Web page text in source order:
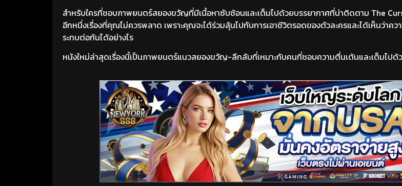
สำหรับใครที่ชอบภาพยนตร์สยองขวัญที่มีเนื้อหาซับซ้อนและเต็มไปด้วยบรรยากาศที่น่าติดตาม The
อีกหนึ่งเรื่องที่คุณไม่ควรพลาด เพราะคุณจะได้ร่วมลุ้นไปกับการเอาชีวิตรอดของตัวละครและได้เห็นว่าค
ระทบต่อกันได้อย่างไร
หนังใหม่ล่าสุดเรื่องนี้เป็นภาพยนตร์แนวสยองขวัญ-ลึกลับที่เหมาะกับคนที่ชอบความตื่นเต้นและเต็มไป